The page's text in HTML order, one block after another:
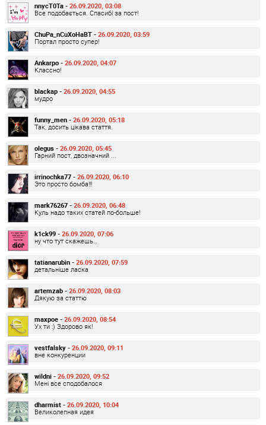
nnycT0Ta - 26.09.2020, 03:08
Все подобається. Спасибі за пост!
ChuPa_nCuXoHaBT - 26.09.2020, 03:59
Портал просто супер!
Ankarpo - 26.09.2020, 04:07
Классно!
blackap - 26.09.2020, 04:55
мудро
funny_men - 26.09.2020, 05:18
Так, досить цікава стаття.
olegus - 26.09.2020, 05:45
Гарний пост, двозначний ...
irrinochka77 - 26.09.2020, 06:10
Это просто бомба!!!
mark76267 - 26.09.2020, 06:48
Куль надо таких статей по-больше!
k1ck99 - 26.09.2020, 07:06
ну что тут скажешь…
tatianarubin - 26.09.2020, 07:59
детальніше ласка
artemzab - 26.09.2020, 08:03
Дякую за статтю
maxpoe - 26.09.2020, 08:54
Ух ти :) Здорово як!
vestfalsky - 26.09.2020, 09:11
вне конкуренции
wildni - 26.09.2020, 09:52
Мені все сподобалося
dharmist - 26.09.2020, 10:04
Великолепная идея